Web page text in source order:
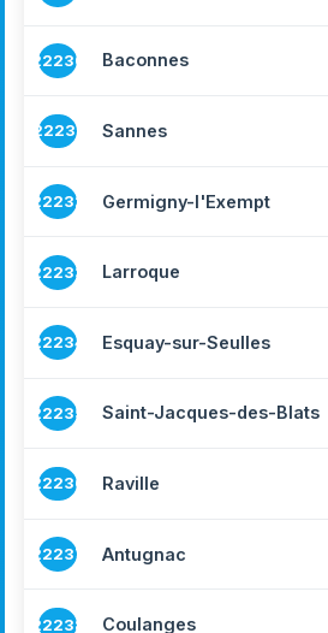
22230 Baconnes
22231 Sannes
22232 Germigny-l'Exempt
22233 Larroque
22234 Esquay-sur-Seulles
22235 Saint-Jacques-des-Blats
22236 Raville
22237 Antugnac
22238 Coulanges